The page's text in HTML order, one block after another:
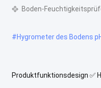
Boden-
#Hygrometer des Bodens
Produktfunktionsdesign ✅